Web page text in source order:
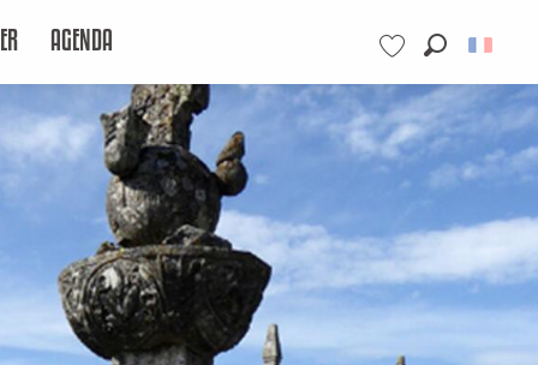
Voir les favoris
AGENDA